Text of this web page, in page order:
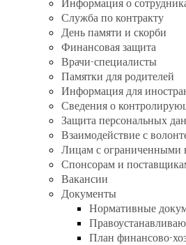
Информация о
Служба по контракту
День памяти и скорби
Финансовая защита
Врачи-специалисты
Памятки для родителей
Информация для
Сведения о
Защита персональных
Взаимодействие с
Лицам с ограниченными
Спонсорам и
Вакансии
Документы
Нормативные
План финансово-